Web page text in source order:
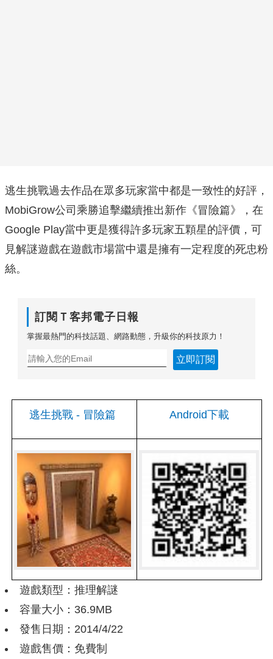
逃生挑戰過去作品在眾多玩家當中都是一致性的好評，
MobiGrow公司乘勝追擊繼續推出新作《冒險篇》，在
Google Play當中更是獲得許多玩家五顆星的評價，可
見解謎遊戲在遊戲市場當中還是擁有一定程度的死忠粉
絲。
訂閱Ｔ客邦電子日報
掌握最熱門的科技話題、網路動態，升級你的科技原力！
立即訂閱
逃生挑戰 - 冒險篇 Android下載
遊戲類型：推理解謎
容量大小：36.9MB
發售日期：2014/4/22
遊戲售價：免費制